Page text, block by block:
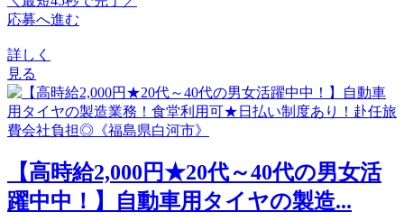
応募へ進む
詳しく
見る
【高時給2,000円★20代～40代の男女活
躍中中！】自動車用タイヤの製造...